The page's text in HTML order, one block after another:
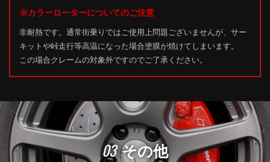
※カラーローターについてのご注意
非耐熱です。通常街乗りではご使用上問題ございませんが、サー
キットや峠走行等高温になった場合塗膜が焼けてしまいます。
この場合クレームの対象外ですのでご了承ください。
03 その他